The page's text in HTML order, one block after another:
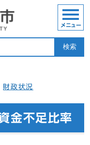
検索
メニュー
財政状況
金不足比率